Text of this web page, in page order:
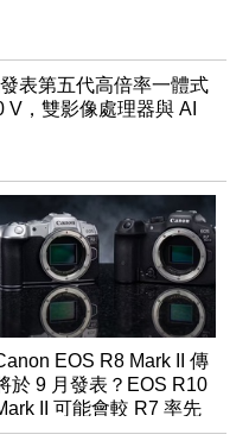
表第五代高倍率一體式
V，雙影像處理器與 AI
EOS R8 Mark II 傳
於 9 月發表？EOS R10
II 可能會較 R7 率先
出